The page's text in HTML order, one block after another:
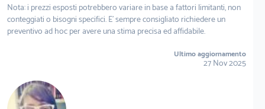
Nota: i prezzi esposti potrebbero variare in base a fattori limitanti, non
conteggiati o bisogni specifici. E' sempre consigliato richiedere un
preventivo ad hoc per avere una stima precisa ed affidabile.
Ultimo aggiornamento
27 Nov 2025